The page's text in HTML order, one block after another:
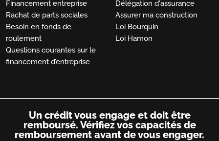
Financement entreprise
Rachat de parts sociales
Besoin en fonds de
roulement
Questions courantes sur le
financement d’entreprise
Délégation d'assurance
Assurer ma construction
Loi Bourquin
Loi Hamon
Un crédit vous engage et doit être
remboursé. Vérifiez vos capacités de
remboursement avant de vous engager.